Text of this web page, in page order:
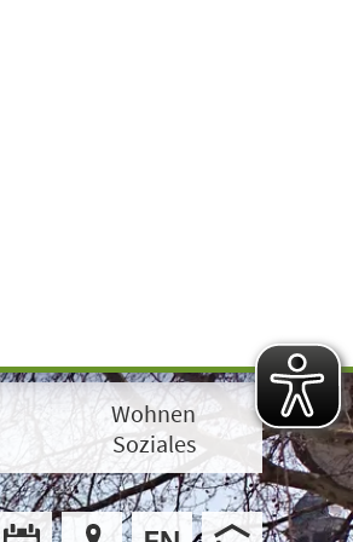
Wohnen
Soziales